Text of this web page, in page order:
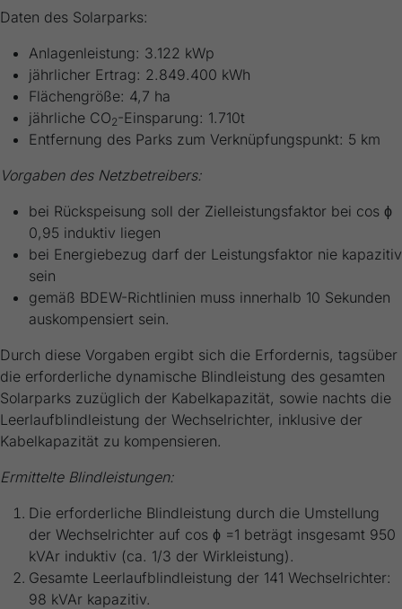
Daten des Solarparks:
Anlagenleistung: 3.122 kWp
jährlicher Ertrag: 2.849.400 kWh
Flächengröße: 4,7 ha
jährliche CO2-Einsparung: 1.710t
Entfernung des Parks zum Verknüpfungspunkt: 5 km
Vorgaben des Netzbetreibers:
bei Rückspeisung soll der Zielleistungsfaktor bei cos ϕ
0,95 induktiv liegen
bei Energiebezug darf der Leistungsfaktor nie kapazitiv
sein
gemäß BDEW-Richtlinien muss innerhalb 10 Sekunden
auskompensiert sein.
Durch diese Vorgaben ergibt sich die Erfordernis, tagsüber
die erforderliche dynamische Blindleistung des gesamten
Solarparks zuzüglich der Kabelkapazität, sowie nachts die
Leerlaufblindleistung der Wechselrichter, inklusive der
Kabelkapazität zu kompensieren.
Ermittelte Blindleistungen:
Die erforderliche Blindleistung durch die Umstellung
der Wechselrichter auf cos ϕ =1 beträgt insgesamt 950
kVAr induktiv (ca. 1/3 der Wirkleistung).
Gesamte Leerlaufblindleistung der 141 Wechselrichter:
98 kVAr kapazitiv.